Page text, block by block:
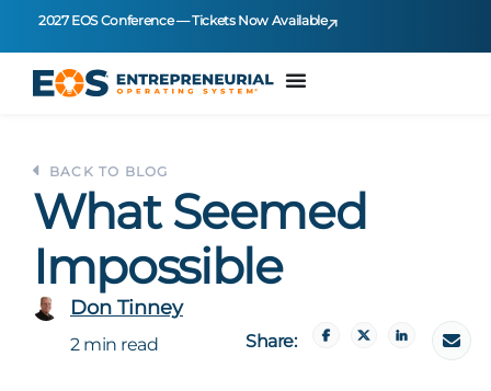
2027 EOS Conference — Tickets Now Available
BACK TO BLOG
What Seemed
Impossible
Don Tinney
2 min read Share: